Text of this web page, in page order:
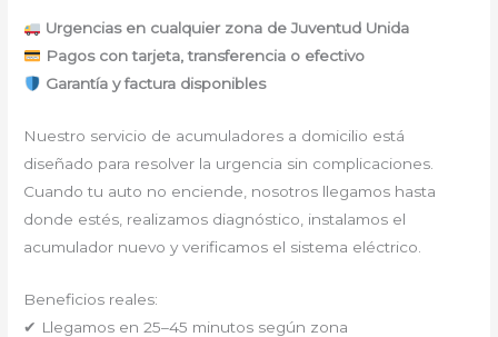
Urgencias en cualquier zona de Juventud Unida
Pagos con tarjeta, transferencia o efectivo
Garantía y factura disponibles
Nuestro servicio de acumuladores a domicilio está
diseñado para resolver la urgencia sin complicaciones.
Cuando tu auto no enciende, nosotros llegamos hasta
donde estés, realizamos diagnóstico, instalamos el
acumulador nuevo y verificamos el sistema eléctrico.
Beneficios reales:
✔ Llegamos en 25–45 minutos según zona